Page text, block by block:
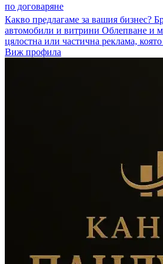
по договаряне
Какво предлагаме за вашия бизнес?
автомобили и витрини Облепване и
цялостна или частична реклама, която
Виж профила